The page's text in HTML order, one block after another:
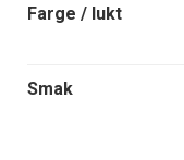
Farge / lukt
Smak